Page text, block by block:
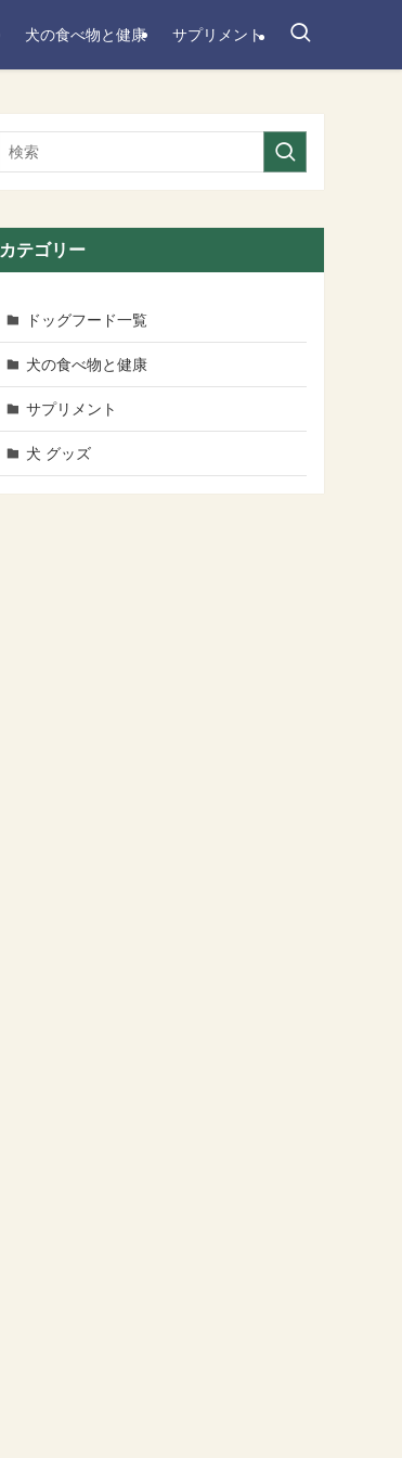
犬の食べ物と健康 サプリメント
カテゴリー
ドッグフード一覧
犬の食べ物と健康
サプリメント
犬 グッズ